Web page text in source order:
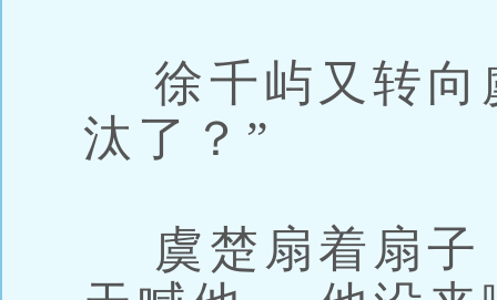
徐千屿又转向
汰了？”
虞楚扇着扇子